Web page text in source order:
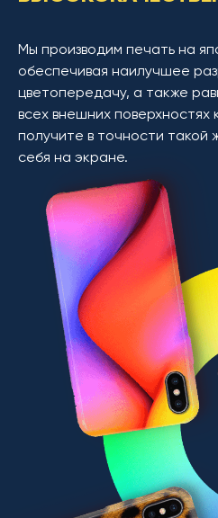
Мы производим печать на
обеспечивая наилучшее
цветопередачу, а также
всех внешних поверхностях
получите в точности такой
себя на экране.